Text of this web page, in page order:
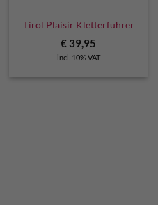
Tirol Plaisir Kletterführer
€ 39,95
incl. 10% VAT